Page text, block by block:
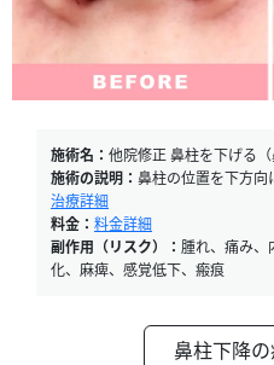
施術名： 他院修正 鼻柱を下げる（
施術の説明： 鼻柱の位置を下方向
治療詳細
料金： 料金詳細
副作用（リスク）： 腫れ、痛み、
化、麻痺、感覚低下、瘢痕
鼻柱下降